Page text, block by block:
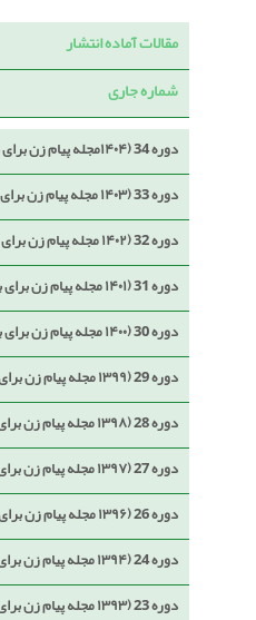
مقالات آماده انتشار
شماره جاری
دوره 34 (۱۴۰۴مجله پیام زن برای بانوان)
دوره 33 (۱۴۰۳ مجله پیام زن برای بانوان)
دوره 32 (۱۴۰۲ مجله پیام زن برای بانوان)
دوره 31 (۱۴۰۱ مجله پیام زن برای بانوان)
دوره 30 (۱۴۰۰ مجله پیام زن برای بانوان)
دوره 29 (۱۳۹۹ مجله پیام زن برای بانوان)
دوره 28 (۱۳۹۸ مجله پیام زن برای بانوان)
دوره 27 (۱۳۹۷ مجله پیام زن برای بانوان)
دوره 26 (۱۳۹۶ مجله پیام زن برای بانوان)
دوره 24 (۱۳۹۴ مجله پیام زن برای بانوان)
دوره 23 (۱۳۹۳ مجله پیام زن برای بانوان)